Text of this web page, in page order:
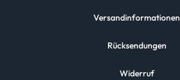
Versandinformationen
Rücksendungen
Widerruf